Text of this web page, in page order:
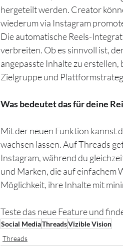
hergeteilt werden. Creator
wiederum via Instagram
Die automatische Reels-
verbreiten. Ob es sinnvoll ist,
angepasste Inhalte zu
Zielgruppe und
Was bedeutet das für deine
Mit der neuen Funktion kannst
wachsen lassen. Auf Threads
Instagram, während du
und Marken, die auf einfachem
Möglichkeit, ihre Inhalte mit
Teste das neue Feature und
Social MediaThreadsVizible Vision
Threads